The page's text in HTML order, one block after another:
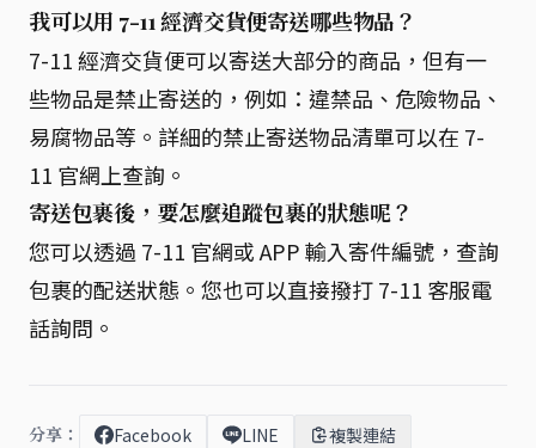
我可以用 7-11 經濟交貨便寄送哪些物品？
7-11 經濟交貨便可以寄送大部分的商品，但有一
些物品是禁止寄送的，例如：違禁品、危險物品、
易腐物品等。詳細的禁止寄送物品清單可以在 7-
11 官網上查詢。
寄送包裹後，要怎麼追蹤包裹的狀態呢？
您可以透過 7-11 官網或 APP 輸入寄件編號，查詢
包裹的配送狀態。您也可以直接撥打 7-11 客服電
話詢問。
分享： Facebook LINE 複製連結